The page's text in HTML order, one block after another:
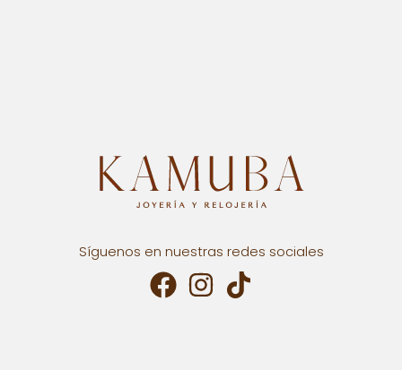
Síguenos en nuestras redes sociales